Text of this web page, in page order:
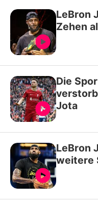
LeBron
Zehen
Die
Jota
LeBron
weitere